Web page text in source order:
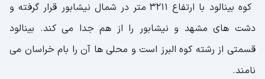
کوه بینالود با ارتفاع 3211 متر در شمال نیشابور قرار گرفته و
دشت های مشهد و نیشابور را از هم جدا می کند. بینالود
قسمتی از رشته کوه البرز است و محلی ها آن را بام خراسان می
نامند.